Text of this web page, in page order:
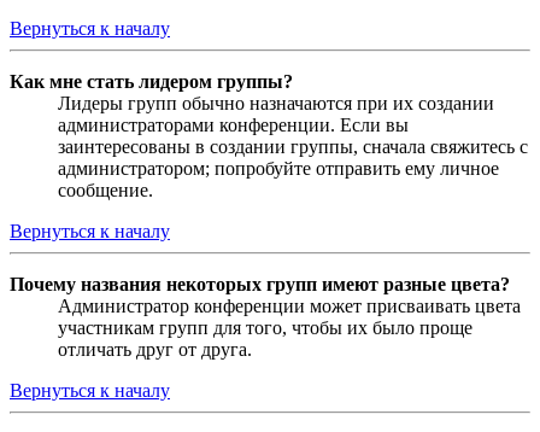
Вернуться к началу
Как мне стать лидером группы?
Лидеры групп обычно назначаются при их создании
администраторами конференции. Если вы
заинтересованы в создании группы, сначала свяжитесь с
администратором; попробуйте отправить ему личное
сообщение.
Вернуться к началу
Почему названия некоторых групп имеют разные цвета?
Администратор конференции может присваивать цвета
участникам групп для того, чтобы их было проще
отличать друг от друга.
Вернуться к началу